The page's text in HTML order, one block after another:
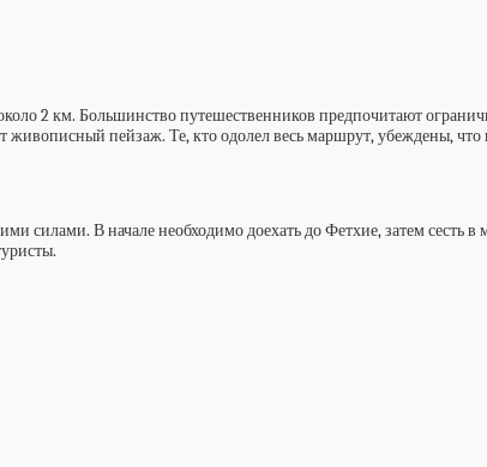
2 км. Большинство путешественников предпочитают
живописный пейзаж. Те, кто одолел весь маршрут, убеждены,
силами. В начале необходимо доехать до Фетхие, затем